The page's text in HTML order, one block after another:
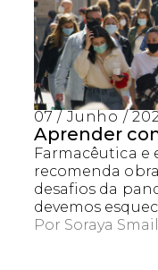
07 / Junho /
Aprender
Farmacêutica e
recomenda
desafios da
devemos
Por Soraya
Seu e-mail foi cadastrado com sucesso!